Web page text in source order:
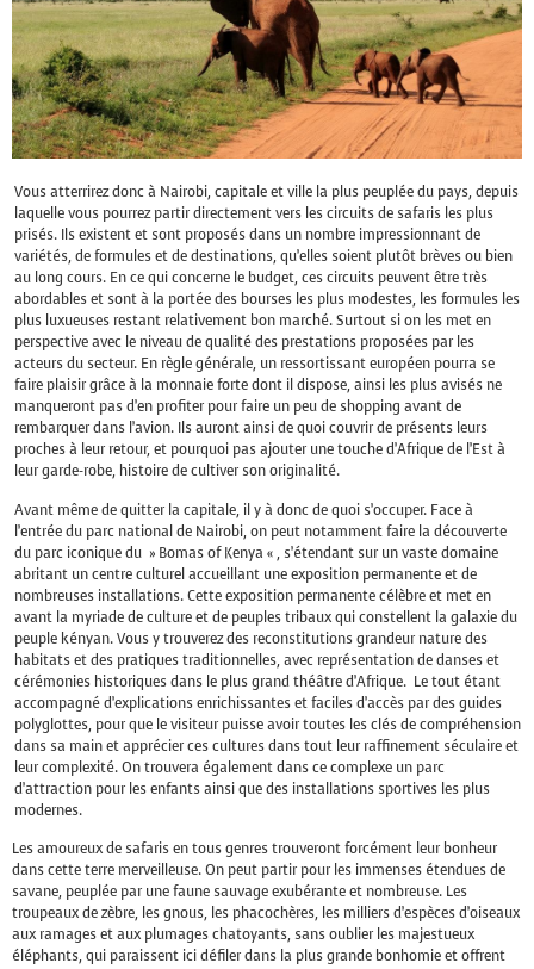
Vous atterrirez donc à Nairobi, capitale et ville la plus peuplée du pays, depuis
laquelle vous pourrez partir directement vers les circuits de safaris les plus
prisés. Ils existent et sont proposés dans un nombre impressionnant de
variétés, de formules et de destinations, qu’elles soient plutôt brèves ou bien
au long cours. En ce qui concerne le budget, ces circuits peuvent être très
abordables et sont à la portée des bourses les plus modestes, les formules les
plus luxueuses restant relativement bon marché. Surtout si on les met en
perspective avec le niveau de qualité des prestations proposées par les
acteurs du secteur. En règle générale, un ressortissant européen pourra se
faire plaisir grâce à la monnaie forte dont il dispose, ainsi les plus avisés ne
manqueront pas d’en profiter pour faire un peu de shopping avant de
rembarquer dans l’avion. Ils auront ainsi de quoi couvrir de présents leurs
proches à leur retour, et pourquoi pas ajouter une touche d’Afrique de l’Est à
leur garde-robe, histoire de cultiver son originalité.
Avant même de quitter la capitale, il y à donc de quoi s’occuper. Face à
l’entrée du parc national de Nairobi, on peut notamment faire la découverte
du parc iconique du » Bomas of Kenya « , s’étendant sur un vaste domaine
abritant un centre culturel accueillant une exposition permanente et de
nombreuses installations. Cette exposition permanente célèbre et met en
avant la myriade de culture et de peuples tribaux qui constellent la galaxie du
peuple kényan. Vous y trouverez des reconstitutions grandeur nature des
habitats et des pratiques traditionnelles, avec représentation de danses et
cérémonies historiques dans le plus grand théâtre d’Afrique. Le tout étant
accompagné d’explications enrichissantes et faciles d’accès par des guides
polyglottes, pour que le visiteur puisse avoir toutes les clés de compréhension
dans sa main et apprécier ces cultures dans tout leur raffinement séculaire et
leur complexité. On trouvera également dans ce complexe un parc
d’attraction pour les enfants ainsi que des installations sportives les plus
modernes.
Les amoureux de safaris en tous genres trouveront forcément leur bonheur
dans cette terre merveilleuse. On peut partir pour les immenses étendues de
savane, peuplée par une faune sauvage exubérante et nombreuse. Les
troupeaux de zèbre, les gnous, les phacochères, les milliers d’espèces d’oiseaux
aux ramages et aux plumages chatoyants, sans oublier les majestueux
éléphants, qui paraissent ici défiler dans la plus grande bonhomie et offrent